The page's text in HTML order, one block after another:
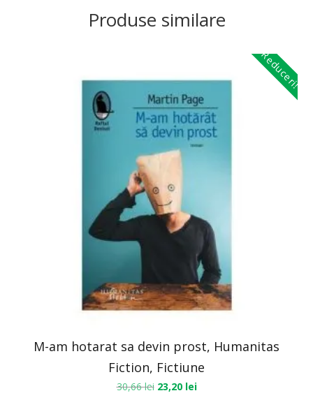
Produse similare
Reduceri!
M-am hotarat sa devin prost, Humanitas
Fiction, Fictiune
30,66lei 23,20 lei